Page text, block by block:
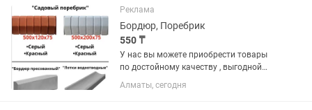
(мрамор)» , «ПЛИТКА» ,...
Реклама
Бордюр, Поребрик
550 ₸
У нас вы можете приобрести товары
по достойному качеству , выгодной
цене и по гарантии. В наличии имеются
различные виды на «БРУСЧАТКА» ,
Алматы, сегодня